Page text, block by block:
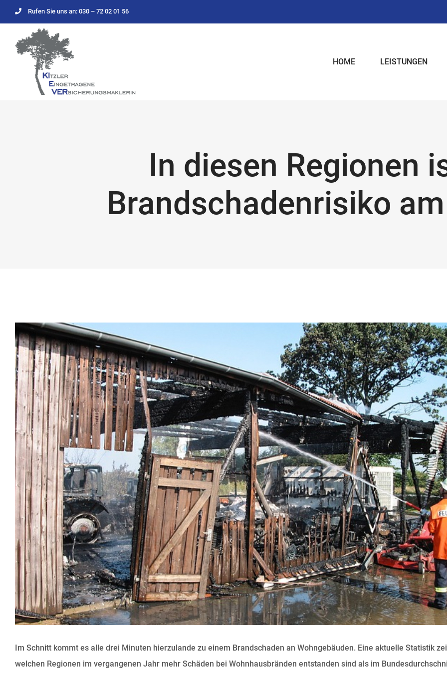
Inhalt
springen
Rufen Sie uns an: 030 – 72 02 01 56
HOME LEISTUNGEN
In diesen Regionen
Brandschadenrisiko
Zeige
grösseres
Bild
Im Schnitt kommt es alle drei Minuten hierzulande zu einem Brandschaden an Wohngebäuden. Eine aktuelle Statistik
welchen Regionen im vergangenen Jahr mehr Schäden bei Wohnhausbränden entstanden sind als im